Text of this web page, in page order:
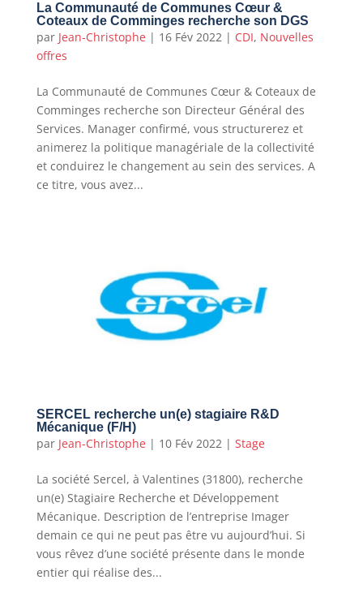
La Communauté de Communes Cœur &
Coteaux de Comminges recherche son DGS
par Jean-Christophe | 16 Fév 2022| CDI, Nouvelles
offres
La Communauté de Communes Cœur & Coteaux de
Comminges recherche son Directeur Général des
Services. Manager confirmé, vous structurerez et
animerez la politique managériale de la collectivité
et conduirez le changement au sein des services. A
ce titre, vous avez...
SERCEL recherche un(e) stagiaire R&D
Mécanique (F/H)
par Jean-Christophe | 10 Fév 2022 | Stage
La société Sercel, à Valentines (31800), recherche
un(e) Stagiaire Recherche et Développement
Mécanique. Description de l’entreprise Imager
demain ce qui ne peut pas être vu aujourd’hui. Si
vous rêvez d’une société présente dans le monde
entier qui réalise des...